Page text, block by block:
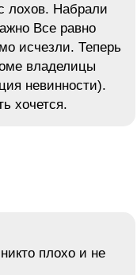
лохов. Набрали
Все равно
исчезли. Теперь
владелицы
невинности).
хочется.
плохо и не